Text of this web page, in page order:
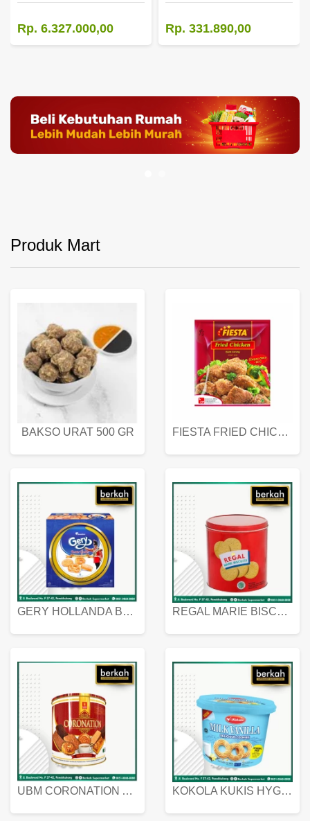
Rp. 6.327.000,00 Rp. 331.890,00
Produk Mart
BAKSO URAT 500 GR FIESTA FRIED CHICKEN 500 GR
GERY HOLLANDA BUTTER COOKIES 450 GRAM REGAL MARIE BISCUIT KALENG 550 GRAM
UBM CORONATION ASSORTED BISKUIT KALENG 450 GRAM KOKOLA KUKIS HYGIENIC MILK VANILLA PACK 320 GR